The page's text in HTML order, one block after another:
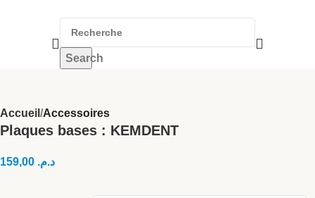
Search
Accueil Accessoires
Plaques bases : KEMDENT
د.م.